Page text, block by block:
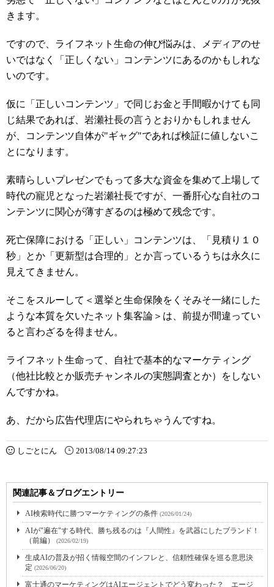
きます。
ですので、ライフネット生命の伸び悩みは、メディアのせ
いではなく「正しくない」コンテンツにあるのかもしれな
いのです。
仮に「正しいコンテンツ」で同じお金と手間暇かけても同
じ結果であれば、岩瀬社長の言うとおりかもしれません
が、コンテンツ自体が"ギャグ"であれば検証に値しないこ
とになります。
素晴らしいプレゼンでもって多大な資金を集めて上場して
時代の寵児となった岩瀬社長ですが、一番肝心な自社のコ
ンテンツに関心が薄すぎるのは極めて残念です。
死亡保障における「正しい」コンテンツは、「見積り１０
秒」とか「更新型は合理的」とか言っているうちは永久に
見えてきません。
そこをスルーして＜選挙と生命保険をくそみそ一緒にした
ような本質を欠いたネット集客論＞は、前提が間違ってい
ると言わざるを得ません。
ライフネット生命って、自社で基本的なマーケティング
（他社比較とか販売チャンネルの実態調査とか）をしない
んですかね。
あ、だから広告代理店にやられちゃうんですね。
しごとにん 2013/08/14 09:27:23
関連記事＆ブログエントリー
AI検索時代に勝つマーケティングの条件 (2026/01/24)
AIが"遍在"する時代、勝ち残るのは『人間性』を武器にしたブランド！
（前編）
(2026/02/19)
生成AIの普及が招く情報空間のインフレと、信頼性確保を巡る意思決
定 (2026/06/20)
富士通のマーケティングはAIエージェントでどう変わった？ エージ